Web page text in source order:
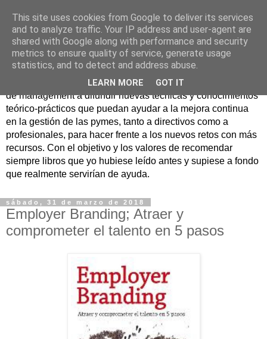
Nuevo Viernes - Nuevo
Libro
Nace con la misión de ayudar mediante la lectura de libros
de management a difundir nuevas técnicas y conocimientos
teórico-prácticos que puedan ayudar a la mejora continua
en la gestión de las pymes, tanto a directivos como a
profesionales, para hacer frente a los nuevos retos con más
recursos. Con el objetivo y los valores de recomendar
siempre libros que yo hubiese leído antes y supiese a fondo
que realmente servirían de ayuda.
sábado, 31 de marzo de 2018
Employer Branding; Atraer y
comprometer el talento en 5 pasos
This site uses cookies from Google to deliver its services
and to analyze traffic. Your IP address and user-agent are
shared with Google along with performance and security
metrics to ensure quality of service, generate usage
statistics, and to detect and address abuse.
LEARN MORE GOT IT